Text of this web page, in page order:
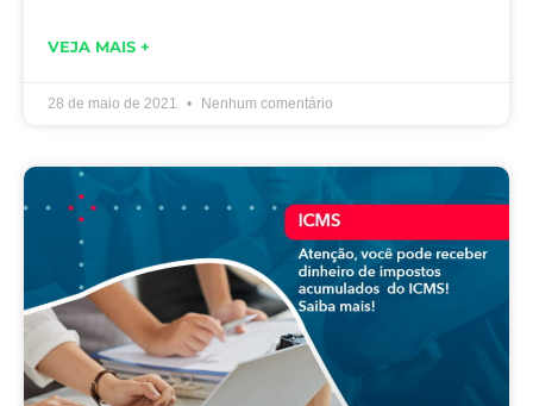
VEJA MAIS +
28 de maio de 2021 Nenhum comentário